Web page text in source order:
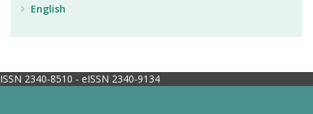
English
ISSN 2340-8510 - eISSN 2340-9134